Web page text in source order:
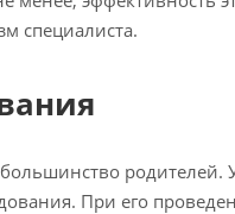
специалиста.
родителей.
При его